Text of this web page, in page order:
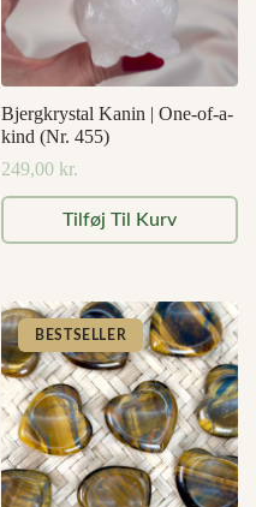
Bjergkrystal Kanin | One-of-a-
kind (Nr. 455)
249,00 kr.
Tilføj Til Kurv
BESTSELLER